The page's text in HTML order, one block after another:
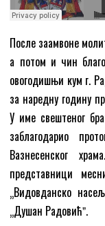
После заамвоне
а потом и чин
овогодишњи кум г.
за наредну годину
У име свештеног
заблагодарио
Вазнесенског
представници
„Видовданско
„Душан Радовићˮ.